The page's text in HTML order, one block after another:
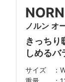
ノルン オ
きっちり
しめるバ